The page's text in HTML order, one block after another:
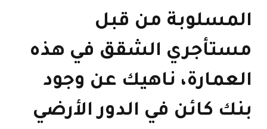
المسلوبة من قبل
مستأجري الشقق في هذه
العمارة، ناهيك عن وجود
بنك كائن في الدور اﻷرضي